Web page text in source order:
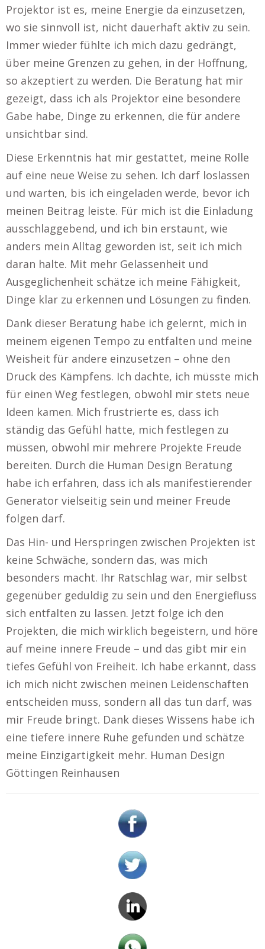
Projektor ist es, meine Energie da einzusetzen,
wo sie sinnvoll ist, nicht dauerhaft aktiv zu sein.
Immer wieder fühlte ich mich dazu gedrängt,
über meine Grenzen zu gehen, in der Hoffnung,
so akzeptiert zu werden. Die Beratung hat mir
gezeigt, dass ich als Projektor eine besondere
Gabe habe, Dinge zu erkennen, die für andere
unsichtbar sind.
Diese Erkenntnis hat mir gestattet, meine Rolle
auf eine neue Weise zu sehen. Ich darf loslassen
und warten, bis ich eingeladen werde, bevor ich
meinen Beitrag leiste. Für mich ist die Einladung
ausschlaggebend, und ich bin erstaunt, wie
anders mein Alltag geworden ist, seit ich mich
daran halte. Mit mehr Gelassenheit und
Ausgeglichenheit schätze ich meine Fähigkeit,
Dinge klar zu erkennen und Lösungen zu finden.
Dank dieser Beratung habe ich gelernt, mich in
meinem eigenen Tempo zu entfalten und meine
Weisheit für andere einzusetzen – ohne den
Druck des Kämpfens. Ich dachte, ich müsste mich
für einen Weg festlegen, obwohl mir stets neue
Ideen kamen. Mich frustrierte es, dass ich
ständig das Gefühl hatte, mich festlegen zu
müssen, obwohl mir mehrere Projekte Freude
bereiten. Durch die Human Design Beratung
habe ich erfahren, dass ich als manifestierender
Generator vielseitig sein und meiner Freude
folgen darf.
Das Hin- und Herspringen zwischen Projekten ist
keine Schwäche, sondern das, was mich
besonders macht. Ihr Ratschlag war, mir selbst
gegenüber geduldig zu sein und den Energiefluss
sich entfalten zu lassen. Jetzt folge ich den
Projekten, die mich wirklich begeistern, und höre
auf meine innere Freude – und das gibt mir ein
tiefes Gefühl von Freiheit. Ich habe erkannt, dass
ich mich nicht zwischen meinen Leidenschaften
entscheiden muss, sondern all das tun darf, was
mir Freude bringt. Dank dieses Wissens habe ich
eine tiefere innere Ruhe gefunden und schätze
meine Einzigartigkeit mehr. Human Design
Göttingen Reinhausen